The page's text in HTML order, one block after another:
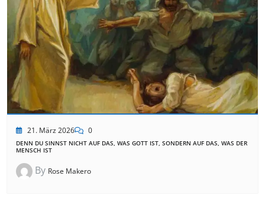
21. März 2026 0
DENN DU SINNST NICHT AUF DAS, WAS GOTT IST, SONDERN AUF DAS, WAS DER
MENSCH IST
By Rose Makero